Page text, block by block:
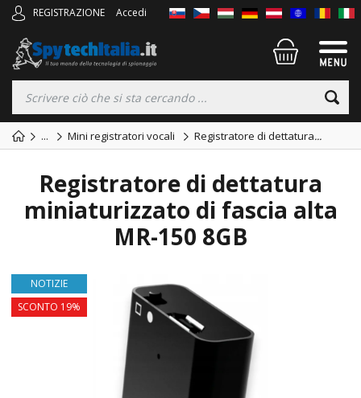
REGISTRAZIONE Accedi
... Mini registratori vocali Registratore di dettatura...
Registratore di dettatura
miniaturizzato di fascia alta
MR-150 8GB
NOTIZIE
SCONTO 19%